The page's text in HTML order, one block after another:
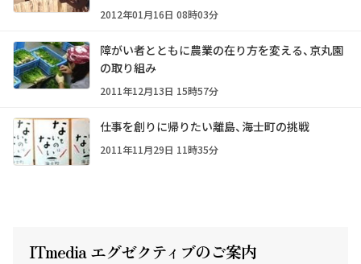
2012年01月16日 08時03分
障がい者とともに農業の在り方を変える、京丸園
の取り組み
2011年12月13日 15時57分
仕事を創りに帰りたい離島、海士町の挑戦
2011年11月29日 11時35分
ITmedia エグゼクティ ブのご案内